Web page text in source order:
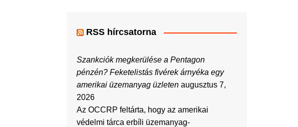
RSS hírcsatorna
Szankciók megkerülése a Pentagon
pénzén? Feketelistás fivérek árnyéka egy
amerikai üzemanyag üzleten augusztus 7,
2026
Az OCCRP feltárta, hogy az amerikai
védelmi tárca erbíli üzemanyag-